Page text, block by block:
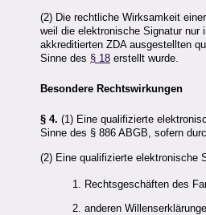
(2) Die rechtliche Wirksamkeit
weil die elektronische Signatur
akkreditierten ZDA ausgestellten
Sinne des § 18 erstellt wurde.
Besondere Rechtswirkungen
§ 4. (1) Eine qualifizierte
Sinne des § 886 ABGB, sofern
(2) Eine qualifizierte elektronische
1. Rechtsgeschäften des
2. anderen